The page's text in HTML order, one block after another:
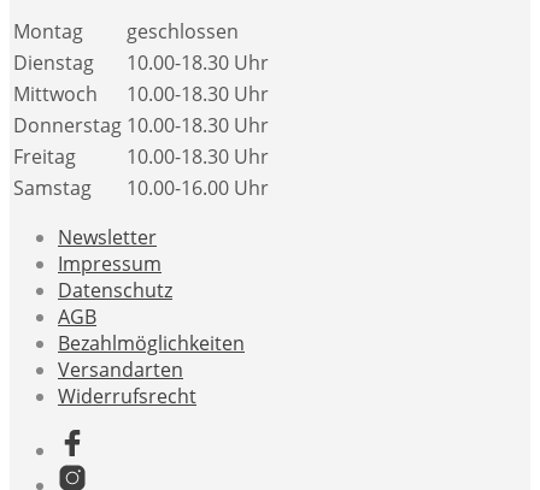
Montag
geschlossen
Dienstag
10.00-18.30 Uhr
Mittwoch
10.00-18.30 Uhr
Donnerstag 10.00-18.30 Uhr
Freitag
10.00-18.30 Uhr
Samstag
10.00-16.00 Uhr
Newsletter
Impressum
Datenschutz
AGB
Bezahlmöglichkeiten
Versandarten
Widerrufsrecht